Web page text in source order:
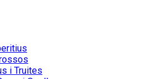
i Truites